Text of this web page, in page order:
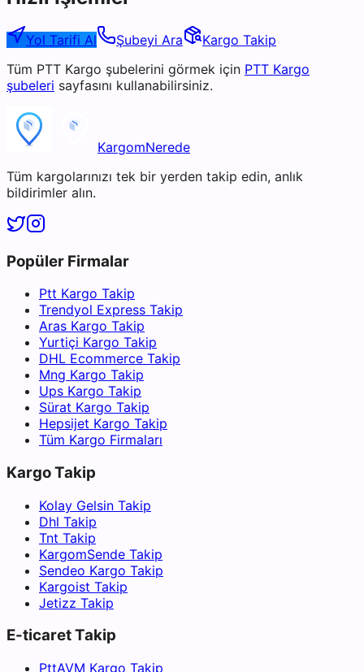
Yol Tarifi Al Şubeyi Ara
Kargo Takip
Tüm PTT Kargo şubelerini görmek için PTT Kargo
şubeleri sayfasını kullanabilirsiniz.
KargomNerede
Tüm kargolarınızı tek bir yerden takip edin, anlık
bildirimler alın.
Popüler Firmalar
Ptt Kargo Takip
Trendyol Express Takip
Aras Kargo Takip
Yurtiçi Kargo Takip
DHL Ecommerce Takip
Mng Kargo Takip
Ups Kargo Takip
Sürat Kargo Takip
Hepsijet Kargo Takip
Tüm Kargo Firmaları
Kargo Takip
Kolay Gelsin Takip
Dhl Takip
Tnt Takip
KargomSende Takip
Sendeo Kargo Takip
Kargoist Takip
Jetizz Takip
E-ticaret Takip
PttAVM Kargo Takip